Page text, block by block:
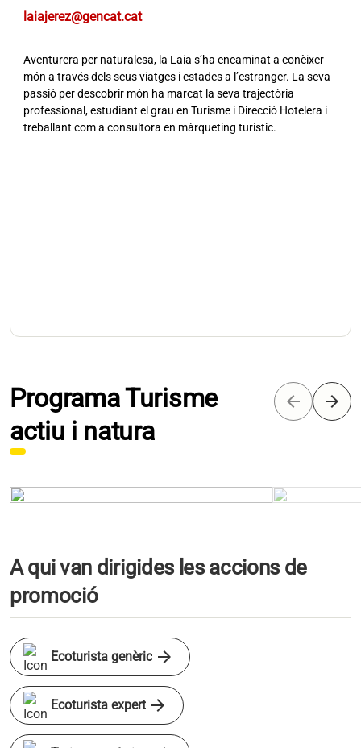
laiajerez@gencat.cat
Aventurera per naturalesa, la Laia s’ha encaminat a conèixer
món a través dels seus viatges i estades a l’estranger. La seva
passió per descobrir món ha marcat la seva trajectòria
professional, estudiant el grau en Turisme i Direcció Hotelera i
treballant com a consultora en màrqueting turístic.
Programa Turisme
actiu i natura
arrow_back arrow_forward
A qui van dirigides les accions de
promoció
Ecoturista genèric arrow_forward
Ecoturista expert arrow_forward